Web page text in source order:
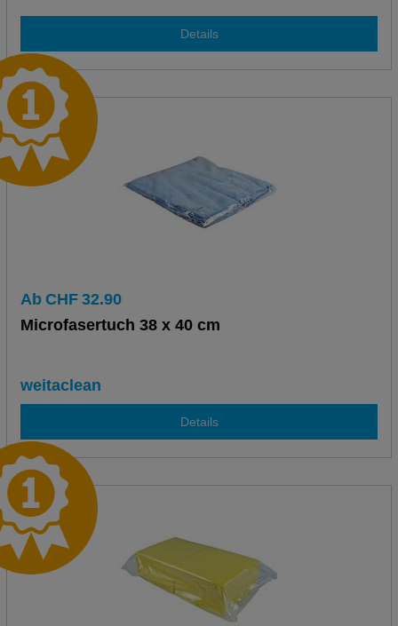
Details
Ab CHF 32.90
Microfasertuch 38 x 40 cm
weitaclean
Details